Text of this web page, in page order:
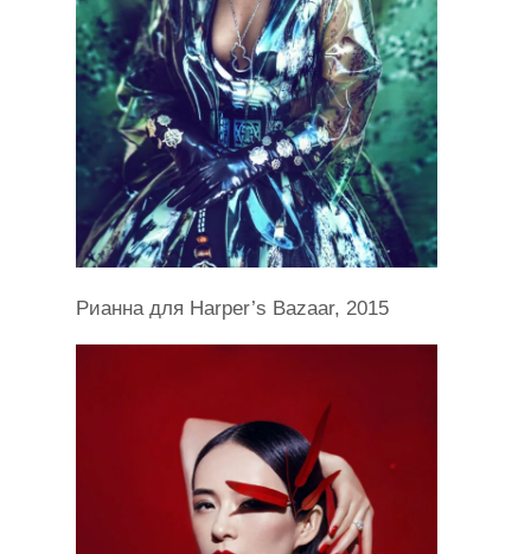
Рианна для Harper’s Bazaar, 2015